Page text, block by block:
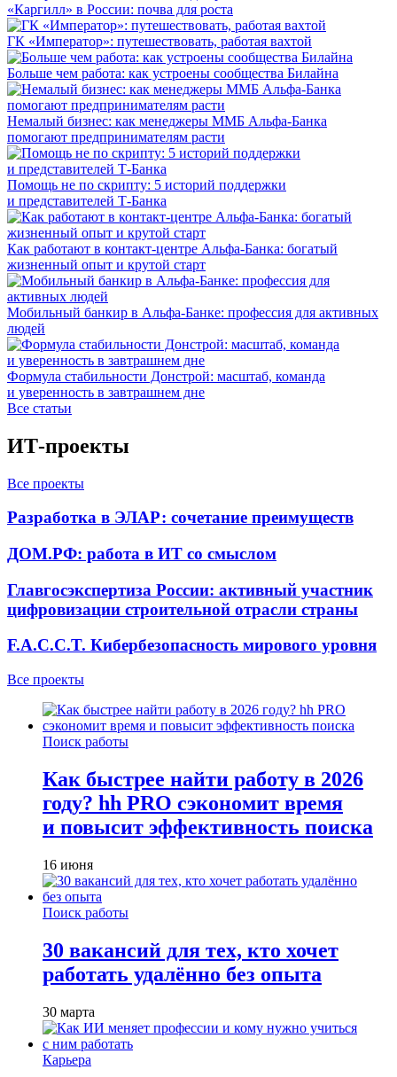
«Каргилл» в России: почва для роста
ГК «Император»: путешествовать, работая вахтой
Больше чем работа: как устроены сообщества Билайна
Немалый бизнес: как менеджеры ММБ Альфа-Банка
помогают предпринимателям расти
Помощь не по скрипту: 5 историй поддержки
и представителей Т-Банка
Как работают в контакт-центре Альфа-Банка: богатый
жизненный опыт и крутой старт
Мобильный банкир в Альфа-Банке: профессия для активных
людей
Формула стабильности Донстрой: масштаб, команда
и уверенность в завтрашнем дне
Все статьи
ИТ-проекты
Все проекты
Разработка в ЭЛАР: сочетание преимуществ
ДОМ.РФ: работа в ИТ со смыслом
Главгосэкспертиза России: активный участник
цифровизации строительной отрасли страны
F.A.C.C.T. Кибербезопасность мирового уровня
Все проекты
Поиск работы
Как быстрее найти работу в 2026
году? hh PRO сэкономит время
и повысит эффективность поиска
16 июня
Поиск работы
30 вакансий для тех, кто хочет
работать удалённо без опыта
30 марта
Карьера